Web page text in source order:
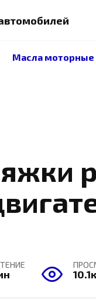
Масла моторные